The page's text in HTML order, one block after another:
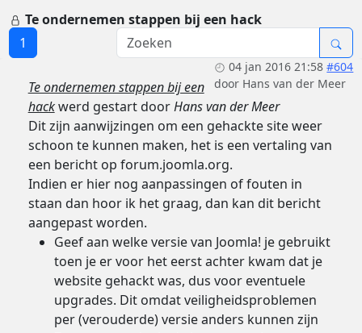
Te ondernemen stappen bij een hack
1
04 jan 2016 21:58 #604
door Hans van der Meer
Te ondernemen stappen bij een
hackwerd gestart doorHans van der Meer
Dit zijn aanwijzingen om een gehackte site weer
schoon te kunnen maken, het is een vertaling van
een bericht op forum.joomla.org.
Indien er hier nog aanpassingen of fouten in
staan dan hoor ik het graag, dan kan dit bericht
aangepast worden.
Geef aan welke versie van Joomla! je gebruikt
toen je er voor het eerst achter kwam dat je
website gehackt was, dus voor eventuele
upgrades. Dit omdat veiligheidsproblemen
per (verouderde) versie anders kunnen zijn